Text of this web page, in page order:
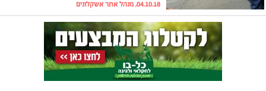
04.10.18, מנהל אתר אשקלונים